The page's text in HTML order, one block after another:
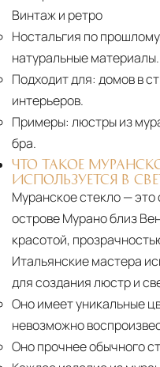
Винтаж и ретро
Ностальгия по
натуральные материалы.
Подходит для: домов в
интерьеров.
Примеры: люстры из
бра.
ЧТО ТАКОЕ
ИСПОЛЬЗУЕТСЯ В
Муранское стекло — это
острове Мурано близ
красотой,
Итальянские мастера
для создания люстр и
Оно имеет уникальные
невозможно
Оно прочнее обычного